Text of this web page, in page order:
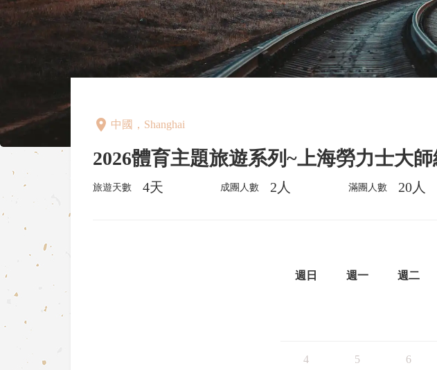
place 中國，Shanghai
2026體育主題旅遊系列~上海勞力士大
旅遊天數 4天 成團人數 2人 滿團人數 20人
週日 週一 週二
4 5 6